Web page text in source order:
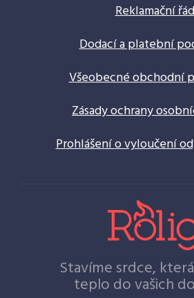
Reklamační řád
Dodací a platební
Všeobecné obchodní
Zásady ochrany
Prohlášení o vyloučení
Stavíme srdce,
teplo do vašich